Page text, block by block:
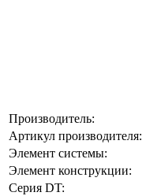
Производитель:
Артикул производителя:
Элемент системы:
Элемент конструкции:
Серия DT: